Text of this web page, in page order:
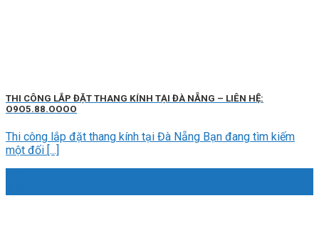
THI CÔNG LẮP ĐẶT THANG KÍNH TẠI ĐÀ NẴNG – LIÊN HỆ:
O9O5.88.OOOO
Thi công lắp đặt thang kính tại Đà Nẵng Bạn đang tìm kiếm
một đối [...]